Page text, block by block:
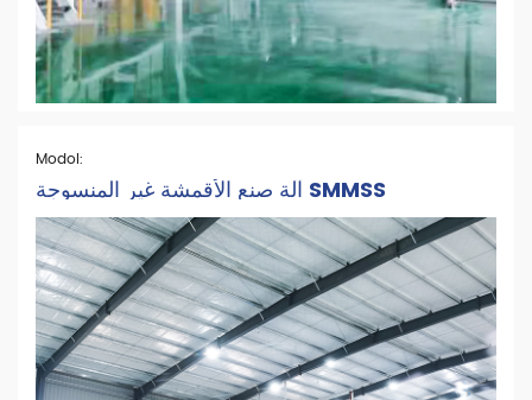
Modol:
آلة صنع الأقمشة غير المنسوجة SMMSS